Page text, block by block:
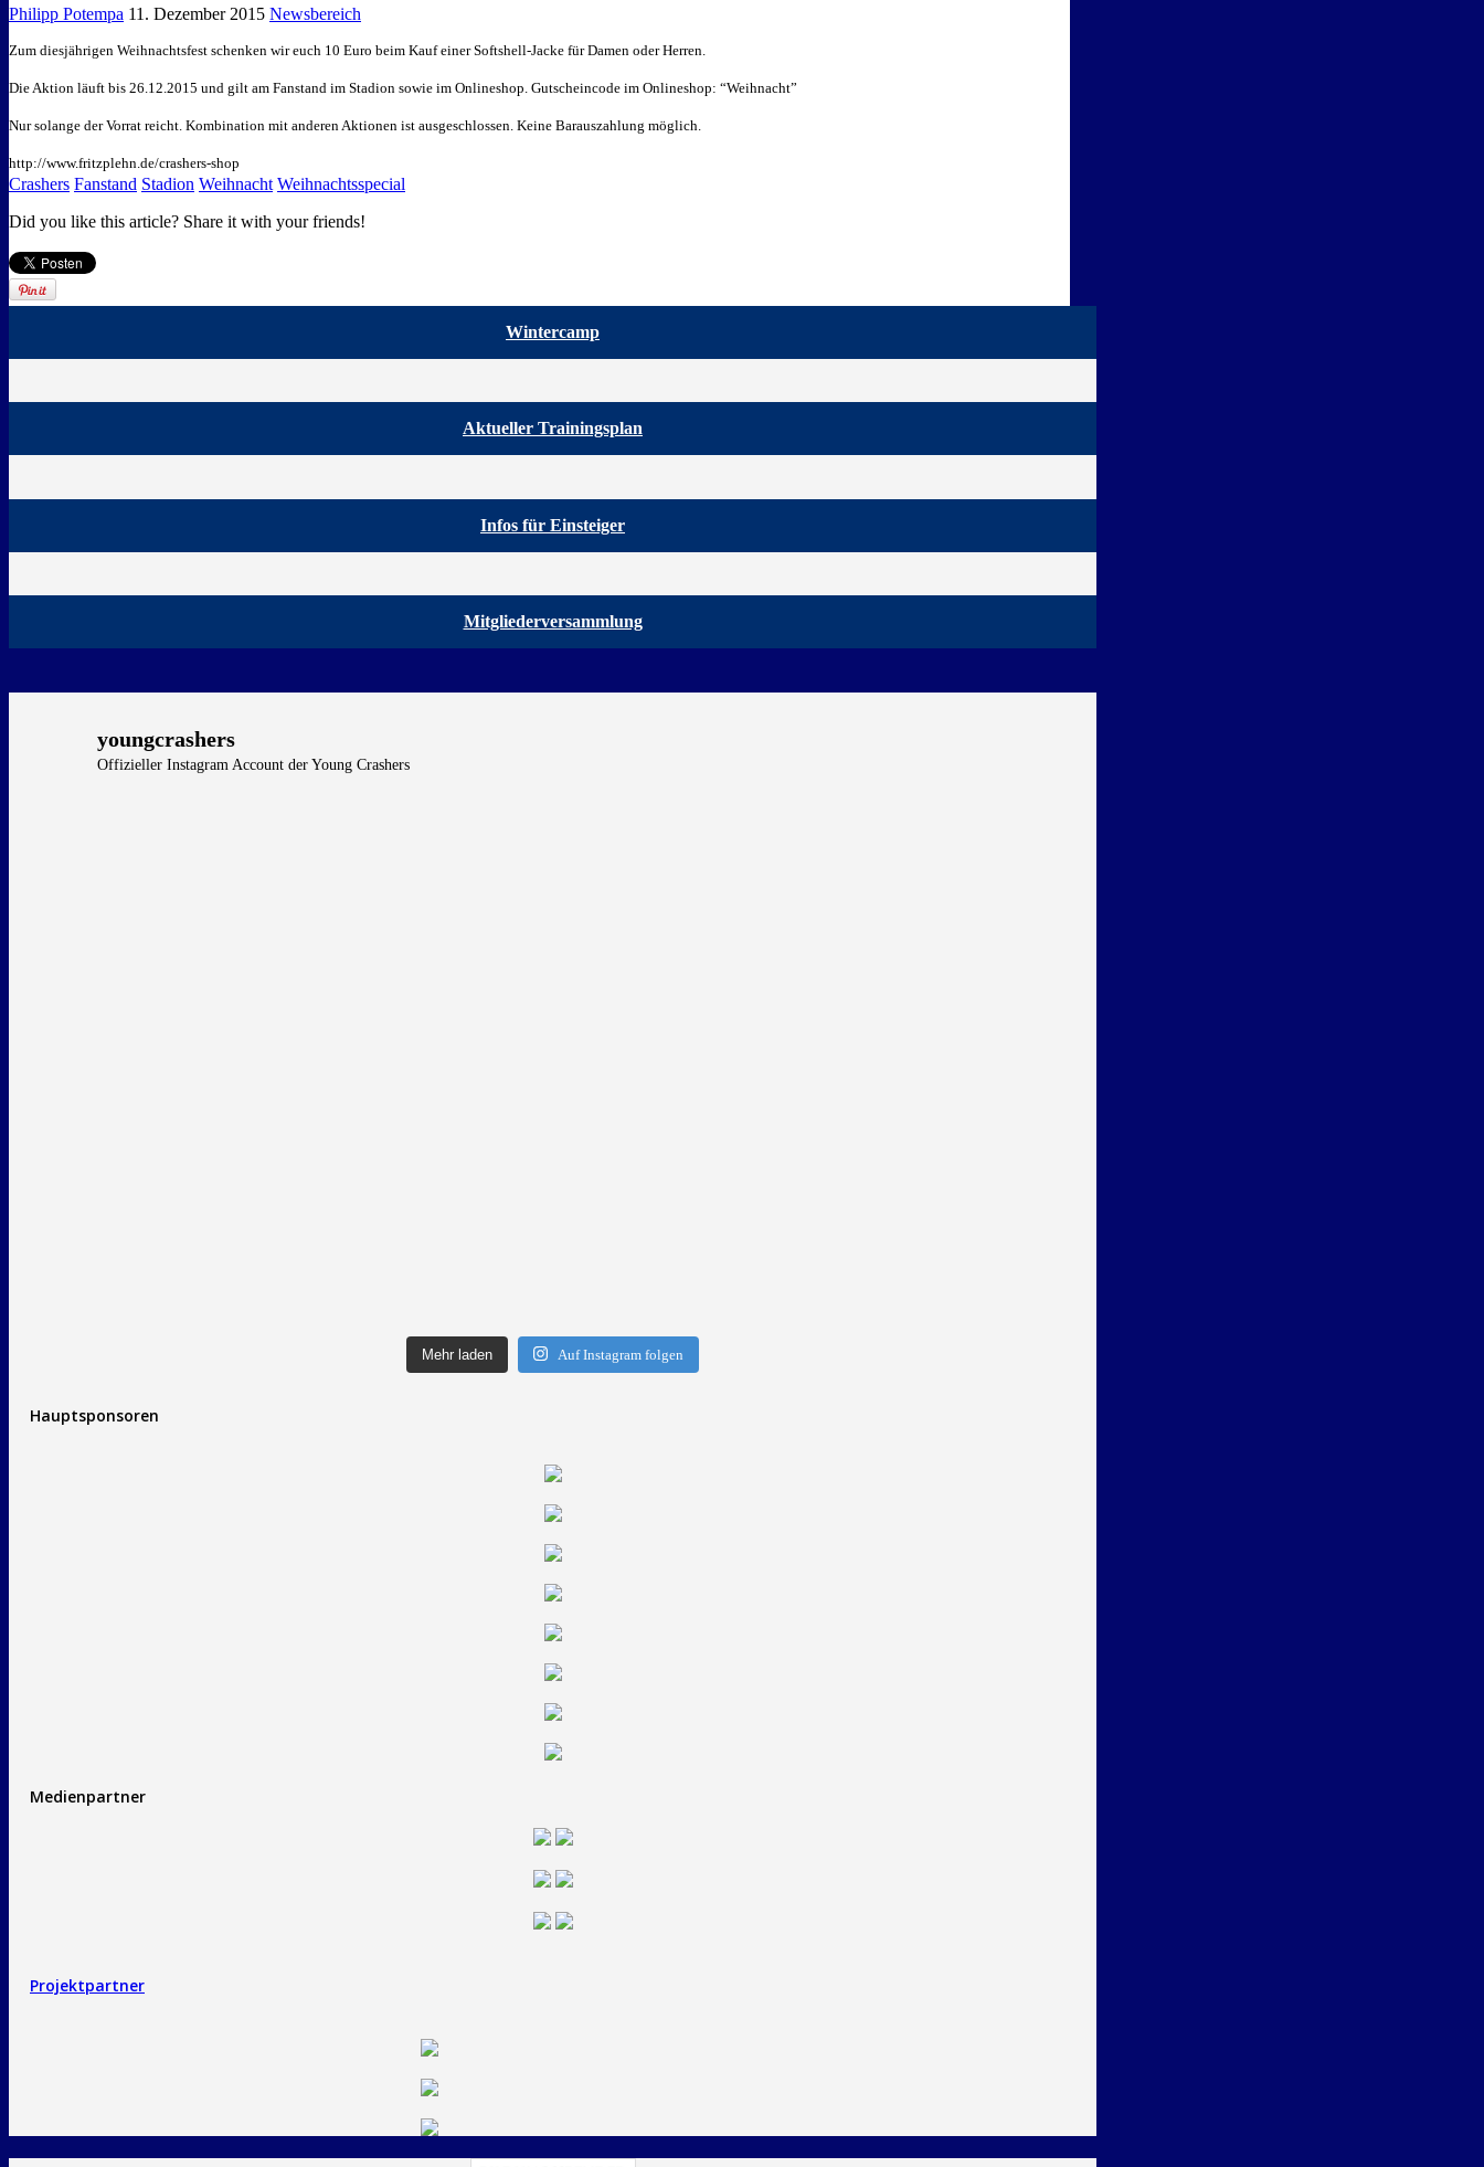
Philipp Potempa 11. Dezember 2015 Newsbereich
Zum diesjährigen Weihnachtsfest schenken wir euch 10 Euro beim Kauf einer Softshell-Jacke für Damen oder Herren.
Die Aktion läuft bis 26.12.2015 und gilt am Fanstand im Stadion sowie im Onlineshop. Gutscheincode im Onlineshop: “Weihnacht”
Nur solange der Vorrat reicht. Kombination mit anderen Aktionen ist ausgeschlossen. Keine Barauszahlung möglich.
http://www.fritzplehn.de/crashers-shop
Crashers Fanstand Stadion Weihnacht Weihnachtsspecial
Did you like this article? Share it with your friends!
Wintercamp
Aktueller Trainingsplan
Infos für Einsteiger
Mitgliederversammlung
youngcrashers
Offizieller Instagram Account der Young Crashers
Mehr laden Auf Instagram folgen
Hauptsponsoren
Medienpartner
Projektpartner